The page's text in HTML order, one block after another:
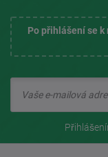
Po přihlášení se k